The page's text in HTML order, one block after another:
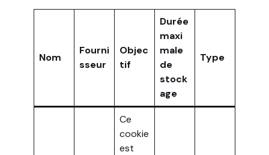
Nom
Fourni
sseur
Objec
tif
Durée
maxi
male
de
stock
age
Type
Ce
cookie
est